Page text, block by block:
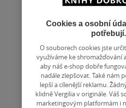
Cookies a osobní
potřebují.
O souborech cookies jste
využíváme ke shromažďování
aby náš e-shop dobře
nadále zlepšovat. Také nám
lepší a cílenější reklamu.
klidně Vergilia v originále. Váš
marketingovým platformám i